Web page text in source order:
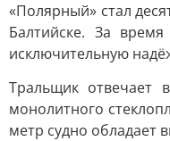
«Полярный» стал
Балтийске. За
исключительную
Тральщик отвечает
монолитного
метр судно обладает